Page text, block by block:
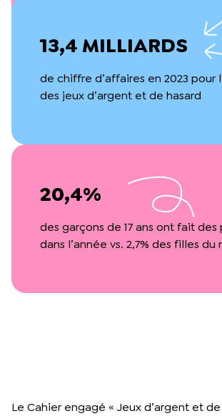
13,4 MILLIARDS
de chiffre d’affaires en 2023 pour
des jeux d’argent et de hasard
20,4%
des garçons de 17 ans ont fait des
dans l’année vs. 2,7% des filles
Le Cahier engagé « Jeux d’argent et